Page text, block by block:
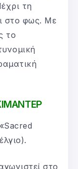
τη
στο φως. Με
το
στο